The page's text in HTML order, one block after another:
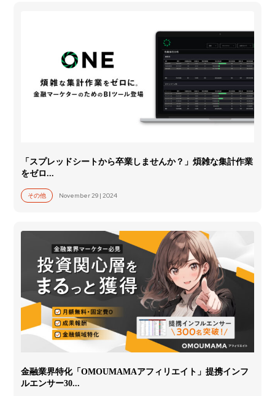
「スプレッドシートから卒業しませんか？」煩雑な集計作業
をゼロ...
その他 November 29 | 2024
金融業界特化「OMOUMAMAアフィリエイト」提携インフ
ルエンサー30...